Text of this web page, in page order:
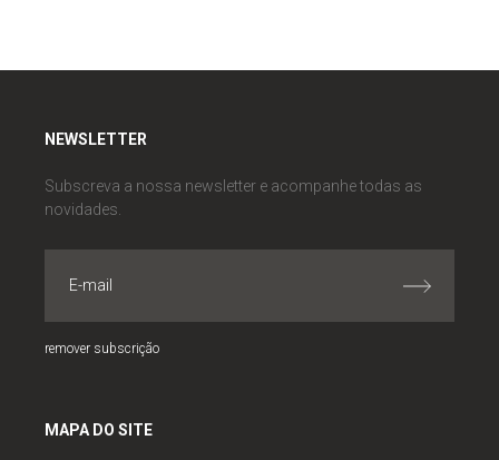
NEWSLETTER
Subscreva a nossa newsletter e acompanhe todas as
novidades.
remover subscrição
MAPA DO SITE